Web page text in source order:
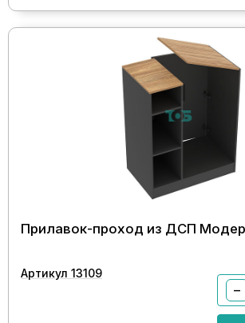
Прилавок-проход из ДСП
Артикул 13109
−